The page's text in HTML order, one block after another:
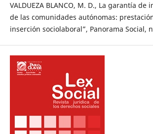
VALDUEZA BLANCO, M. D., La garantía de
de las comunidades autónomas:
inserción sociolaboral”, Panorama Social,